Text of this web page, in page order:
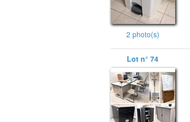
2 photo(s)
Lot n° 74